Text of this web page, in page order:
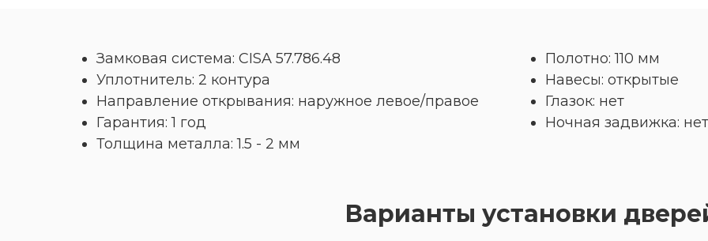
Замковая система: CISA 57.786.48
Уплотнитель: 2 контура
Направление открывания: наружное левое/правое
Гарантия: 1 год
Толщина металла: 1.5 - 2 мм
Полотно: 110 мм
Навесы: открытые
Глазок: нет
Ночная задвижка: нет
Варианты установки